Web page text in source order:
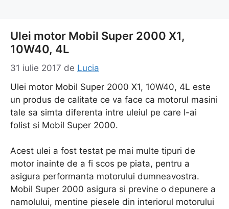
Ulei motor Mobil Super 2000 X1,
10W40, 4L
31 iulie 2017 de Lucia
Ulei motor Mobil Super 2000 X1, 10W40, 4L este
un produs de calitate ce va face ca motorul masini
tale sa simta diferenta intre uleiul pe care l-ai
folist si Mobil Super 2000.
Acest ulei a fost testat pe mai multe tipuri de
motor inainte de a fi scos pe piata, pentru a
asigura performanta motorului dumneavostra.
Mobil Super 2000 asigura si previne o depunere a
namolului, mentine piesele din interiorul motorului